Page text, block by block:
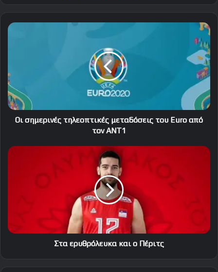
Oι
Euro
από
τον
ΑΝΤ1
Oι σημερινές τηλεοπτικές μεταδόσεις του Euro από
τον ΑΝΤ1
Στα
Στα ερυθρόλευκα και ο Πέριτς